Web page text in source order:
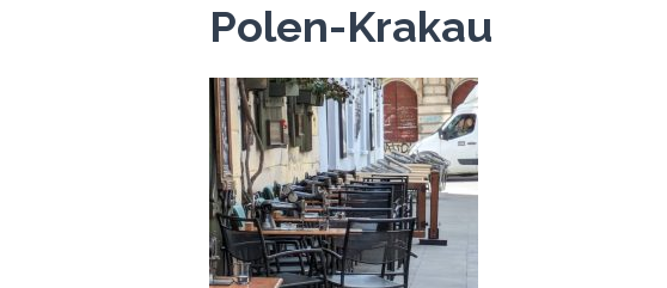
Polen-Krakau